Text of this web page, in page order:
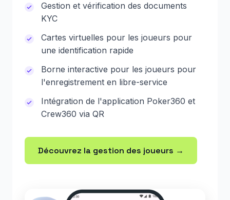
Gestion et vérification des documents
KYC
Cartes virtuelles pour les joueurs pour
une identification rapide
Borne interactive pour les joueurs pour
l'enregistrement en libre-service
Intégration de l'application Poker360 et
Crew360 via QR
Découvrez la gestion des joueurs →